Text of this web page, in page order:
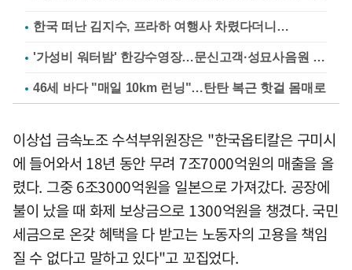
한국 떠난 김지수, 프라하 여행사 차렸다더니…
'가성비 워터밤' 한강수영장…문신고객·성묘사음원 민원
46세 바다 "매일 10km 런닝"…탄탄 복근 핫걸 몸매로
이상섭 금속노조 수석부위원장은 "한국옵티칼은 구미시
에 들어와서 18년 동안 무려 7조7000억원의 매출을 올
렸다. 그중 6조3000억원을 일본으로 가져갔다. 공장에
불이 났을 때 화제 보상금으로 1300억원을 챙겼다. 국민
세금으로 온갖 혜택을 다 받고는 노동자의 고용을 책임
질 수 없다고 말하고 있다"고 꼬집었다.